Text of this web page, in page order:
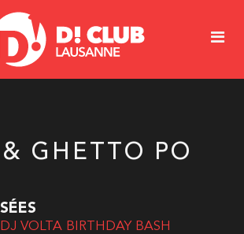
& GHETTO PO
VOLTA BIRTHDAY BASH